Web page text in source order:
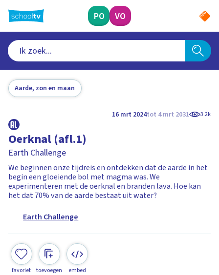
naar
hoofdinhoud
PO VO
Aarde, zon en maan
16 mrt 2024tot 4 mrt 2031 3.2k
Oerknal (afl.1)
Earth Challenge
We beginnen onze tijdreis en ontdekken dat de aarde in het
begin een gloeiende bol met magma was. We
experimenteren met de oerknal en branden lava. Hoe kan
het dat 70% van de aarde bestaat uit water?
Earth Challenge
favoriet toevoegen embed